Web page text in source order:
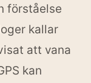
förståelse
kallar
att vana
kan